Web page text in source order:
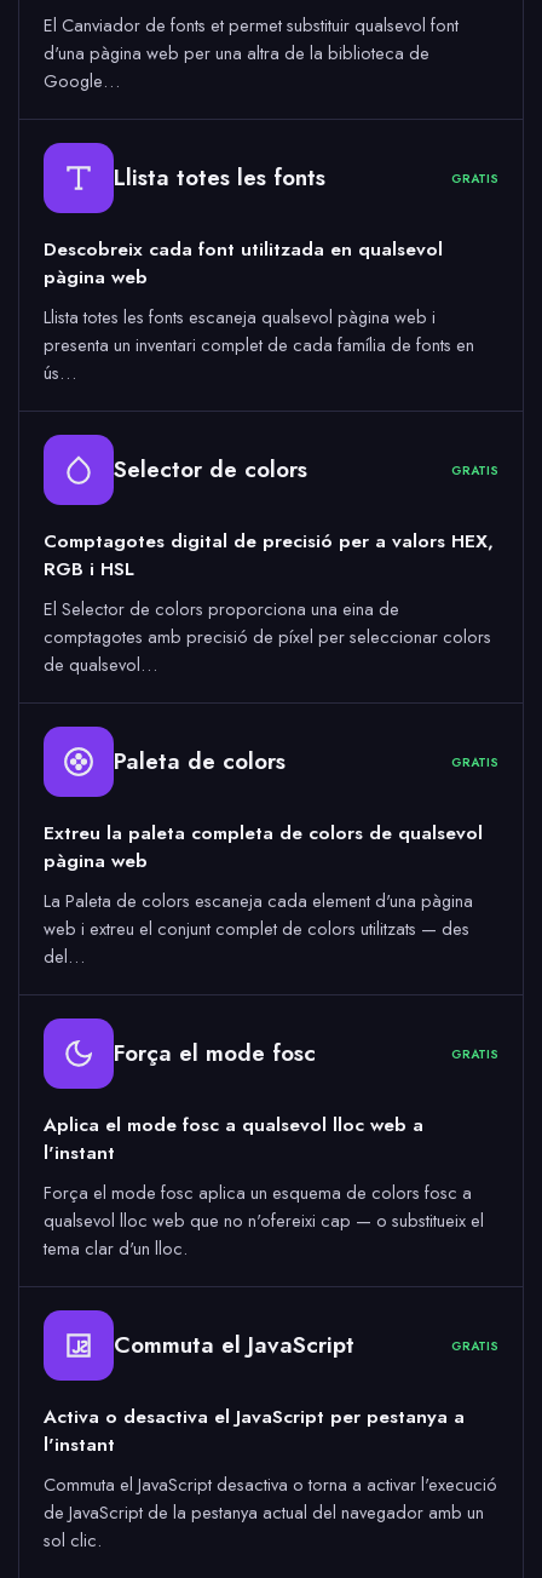
El Canviador de fonts et permet substituir qualsevol font
d'una pàgina web per una altra de la biblioteca de
Google…
Llista totes les fonts GRATIS
Descobreix cada font utilitzada en qualsevol
pàgina web
Llista totes les fonts escaneja qualsevol pàgina web i
presenta un inventari complet de cada família de fonts en
ús…
Selector de colors GRATIS
Comptagotes digital de precisió per a valors HEX,
RGB i HSL
El Selector de colors proporciona una eina de
comptagotes amb precisió de píxel per seleccionar colors
de qualsevol…
Paleta de colors GRATIS
Extreu la paleta completa de colors de qualsevol
pàgina web
La Paleta de colors escaneja cada element d'una pàgina
web i extreu el conjunt complet de colors utilitzats — des
del…
Força el mode fosc GRATIS
Aplica el mode fosc a qualsevol lloc web a
l'instant
Força el mode fosc aplica un esquema de colors fosc a
qualsevol lloc web que no n'ofereixi cap — o substitueix el
tema clar d'un lloc.
Commuta el JavaScript GRATIS
Activa o desactiva el JavaScript per pestanya a
l'instant
Commuta el JavaScript desactiva o torna a activar l'execució
de JavaScript de la pestanya actual del navegador amb un
sol clic.